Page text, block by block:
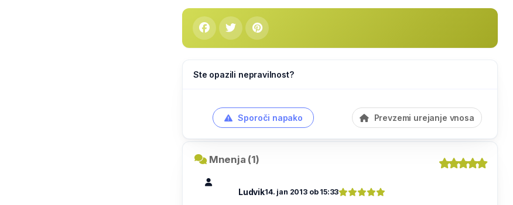
Ste opazili nepravilnost?
Sporoči napako Prevzemi urejanje vnosa
Mnenja (1)
Ludvik14. jan 2013 ob 15:33